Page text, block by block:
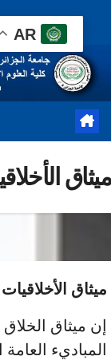
اﻷخلاقيات
ميثاق الخلاق
العامة
AR